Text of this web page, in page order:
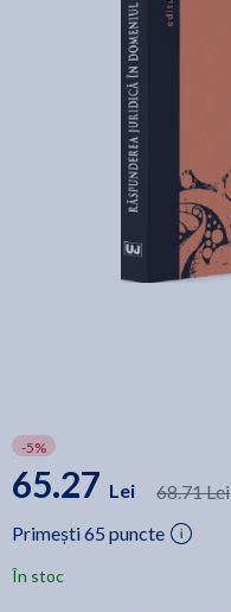
-5%
65.27 Lei
68.71 Lei
Primești 65 puncte
În stoc